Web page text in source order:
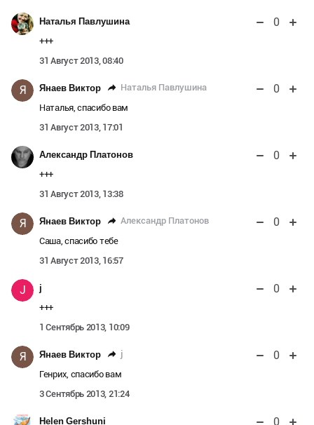
Наталья Павлушина 0
+++
31 Август 2013, 08:40
Я Янаев Виктор Наталья Павлушина 0
Наталья, спасибо вам
31 Август 2013, 17:01
Александр Платонов 0
+++
31 Август 2013, 13:38
Я Янаев Виктор Александр Платонов 0
Саша, спасибо тебе
31 Август 2013, 16:57
J j 0
+++
1 Сентябрь 2013, 10:09
Я Янаев Виктор j 0
Генрих, спасибо вам
3 Сентябрь 2013, 21:24
Helen Gershuni 0